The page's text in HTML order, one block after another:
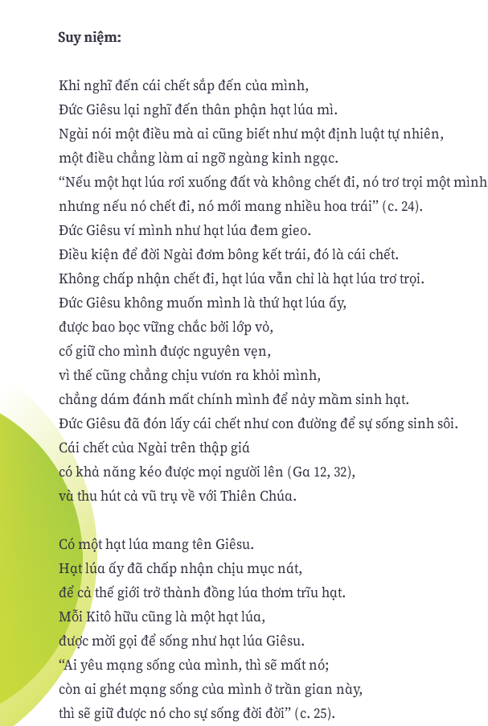
Suy niệm:
Khi nghĩ đến cái chết sắp đến của mình,
Đức Giêsu lại nghĩ đến thân phận hạt lúa mì.
Ngài nói một điều mà ai cũng biết như một định luật tự nhiên,
một điều chẳng làm ai ngỡ ngàng kinh ngạc.
“Nếu một hạt lúa rơi xuống đất và không chết đi, nó trơ trọi một
nhưng nếu nó chết đi, nó mới mang nhiều hoa trái” (c. 24).
Đức Giêsu ví mình như hạt lúa đem gieo.
Điều kiện để đời Ngài đơm bông kết trái, đó là cái chết.
Không chấp nhận chết đi, hạt lúa vẫn chỉ là hạt lúa trơ trọi.
Đức Giêsu không muốn mình là thứ hạt lúa ấy,
được bao bọc vững chắc bởi lớp vỏ,
cố giữ cho mình được nguyên vẹn,
vì thế cũng chẳng chịu vươn ra khỏi mình,
chẳng dám đánh mất chính mình để nảy mầm sinh hạt.
Đức Giêsu đã đón lấy cái chết như con đường để sự sống sinh sôi.
Cái chết của Ngài trên thập giá
có khả năng kéo được mọi người lên (Ga 12, 32),
và thu hút cả vũ trụ về với Thiên Chúa.
Có một hạt lúa mang tên Giêsu.
Hạt lúa ấy đã chấp nhận chịu mục nát,
để cả thế giới trở thành đồng lúa thơm trĩu hạt.
Mỗi Kitô hữu cũng là một hạt lúa,
được mời gọi để sống như hạt lúa Giêsu.
“Ai yêu mạng sống của mình, thì sẽ mất nó;
còn ai ghét mạng sống của mình ở trần gian này,
thì sẽ giữ được nó cho sự sống đời đời” (c. 25).